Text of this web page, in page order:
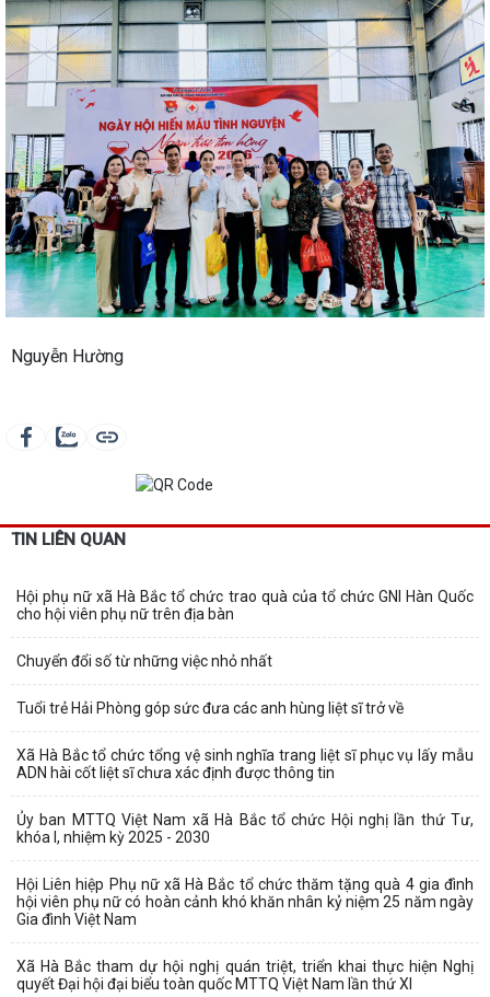
Nguyễn Hường
TIN LIÊN QUAN
Hội phụ nữ xã Hà Bắc tổ chức trao quà của tổ chức GNI Hàn Quốc
cho hội viên phụ nữ trên địa bàn
Chuyển đổi số từ những việc nhỏ nhất
Tuổi trẻ Hải Phòng góp sức đưa các anh hùng liệt sĩ trở về
Xã Hà Bắc tổ chức tổng vệ sinh nghĩa trang liệt sĩ phục vụ lấy mẫu
ADN hài cốt liệt sĩ chưa xác định được thông tin
Ủy ban MTTQ Việt Nam xã Hà Bắc tổ chức Hội nghị lần thứ Tư,
khóa I, nhiệm kỳ 2025 - 2030
Hội Liên hiệp Phụ nữ xã Hà Bắc tổ chức thăm tặng quà 4 gia đình
hội viên phụ nữ có hoàn cảnh khó khăn nhân kỷ niệm 25 năm ngày
Gia đình Việt Nam
Xã Hà Bắc tham dự hội nghị quán triệt, triển khai thực hiện Nghị
quyết Đại hội đại biểu toàn quốc MTTQ Việt Nam lần thứ XI
đếm bắt buộc để giải phóng mặt...
Hội phụ nữ xã Hà Bắc tổ chức trao quà của tổ chức GNI Hàn Quốc cho
hội viên phụ nữ trên địa bàn
Ban chỉ huy quân sự xã Hà Bắc tiếp nhận đơn xung phong tình nguyện
nhập ngũ năm 2027 của 4 công dân
Xã Hà Bắc: Bế mạc lớp bồi dưỡng kiến thức quốc phòng và an ninh đối
KẾ HOẠCH Triển khai thực hiện chỉ tiêu phát triển người tham gia bảo
KẾ HOẠCH Chỉnh trang, bó gọn mạng cáp ngoại vi viễn thông trên địa
bàn xã Hà Bắc năm 2026
KẾ HOẠCH Tiếp tục thực hiện Quyết định số 1163/QĐ-TTg ngày